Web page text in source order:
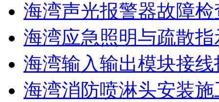
海湾声光报警器故障
海湾应急照明与疏散
海湾输入输出模块接
海湾消防喷淋头安装